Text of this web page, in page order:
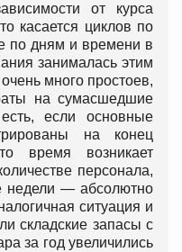
от курса
касается циклов по
по дням и времени в
занималась этим
много простоев,
на сумасшедшие
если основные
на конец
время возникает
персонала,
недели — абсолютно
ситуация и
складские запасы с
за год увеличились